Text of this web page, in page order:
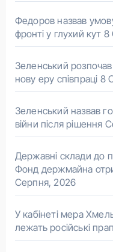
Федоров назвав
фронті у глухий кут 8
Зеленський
нову еру співпраці 8
Зеленський назвав
війни після рішення
Державні склади до
Фонд держмайна
Серпня, 2026
У кабінеті мера
лежать російські